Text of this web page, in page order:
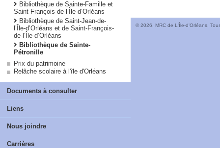
Bibliothèque de Sainte-Famille et
Saint-François-de-l’Île-d’Orléans
Bibliothèque de Saint-Jean-de-
l’Île-d’Orléans et de Saint-François-
de-l’Île-d’Orléans
Bibliothèque de Sainte-
Pétronille
Prix du patrimoine
Relâche scolaire à l'île d'Orléans
Documents à consulter
Liens
Nous joindre
Carrières
© 2026, MRC de L'Île-d'Orléans,